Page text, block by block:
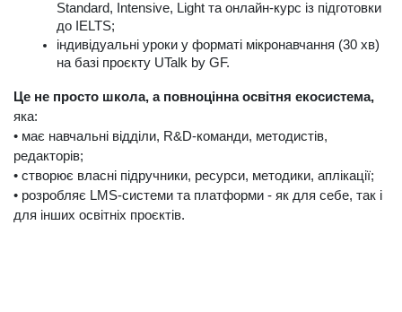
Standard, Intensive, Light та онлайн-курс із підготовки
до IELTS;
індивідуальні уроки у форматі мікронавчання (30 хв)
на базі проєкту UTalk by GF.
яка:
• має навчальні відділи, R&D-команди, методистів,
редакторів;
• створює власні підручники, ресурси, методики, аплікації;
• розробляє LMS-системи та платформи - як для себе, так і
для інших освітніх проєктів.